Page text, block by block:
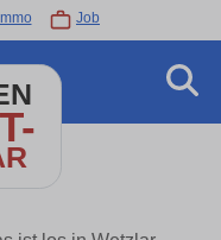
Immo Job